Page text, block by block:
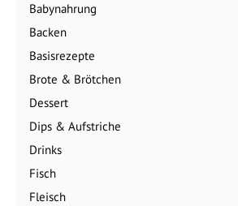
Babynahrung
Backen
Basisrezepte
Brote & Brötchen
Dessert
Dips & Aufstriche
Drinks
Fisch
Fleisch